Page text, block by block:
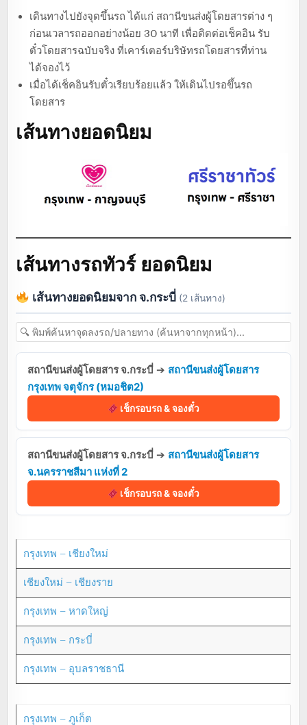
เดินทางไปยังจุดขึ้นรถ ได้แก่ สถานีขนส่งผู้โดยสารต่าง ๆ
ก่อนเวลารถออกอย่างน้อย 30 นาที เพื่อติดต่อเช็คอิน รับ
ตั๋วโดยสารฉบับจริง ที่เคาร์เตอร์บริษัทรถโดยสารที่ท่าน
ได้จองไว้
เมื่อได้เช็คอินรับตั๋วเรียบร้อยแล้ว ให้เดินไปรอขึ้นรถ
โดยสาร
เส้นทางยอดนิยม
เส้นทางรถทัวร์ ยอดนิยม
เส้นทางยอดนิยมจาก จ.กระบี่ (2 เส้นทาง)
สถานีขนส่งผู้โดยสาร จ.กระบี่ ➔ สถานีขนส่งผู้โดยสาร
กรุงเทพ จตุจักร (หมอชิต2)
เช็กรอบรถ & จองตั๋ว
สถานีขนส่งผู้โดยสาร จ.กระบี่ ➔ สถานีขนส่งผู้โดยสาร
จ.นครราชสีมา แห่งที่ 2
เช็กรอบรถ & จองตั๋ว
กรุงเทพ – เชียงใหม่
เชียงใหม่ – เชียงราย
กรุงเทพ – หาดใหญ่
กรุงเทพ – กระบี่
กรุงเทพ – อุบลราชธานี
กรุงเทพ – ภูเก็ต